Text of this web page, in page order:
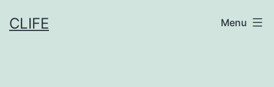
auCLIFE Menu